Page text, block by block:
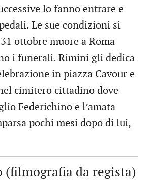
lo fanno entrare e
Le sue condizioni si
ottobre muore a Roma
i funerali. Rimini gli dedica
in piazza Cavour e
cimitero cittadino dove
Federichino e l’amata
pochi mesi dopo di lui,
da regista)